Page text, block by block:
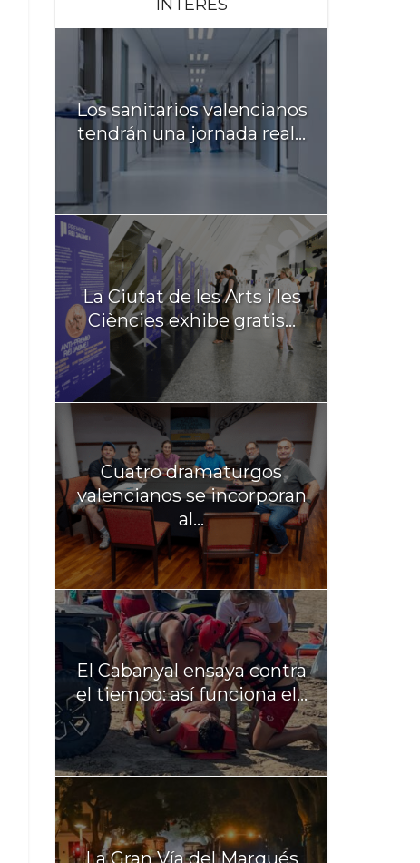
INTERÉS
Los sanitarios valencianos
tendrán una jornada real...
La Ciutat de les Arts i les
Ciències exhibe gratis...
Cuatro dramaturgos
valencianos se incorporan
al...
El Cabanyal ensaya contra
el tiempo: así funciona el...
La Gran Vía del Marqués